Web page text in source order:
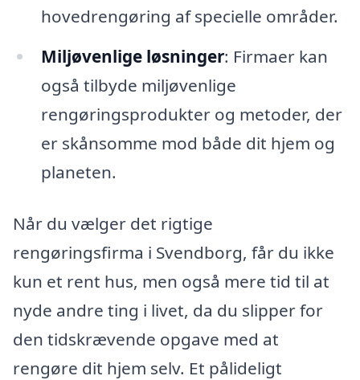
hovedrengøring af specielle områder.
Miljøvenlige løsninger: Firmaer kan
også tilbyde miljøvenlige
rengøringsprodukter og metoder, der
er skånsomme mod både dit hjem og
planeten.
Når du vælger det rigtige
rengøringsfirma i Svendborg, får du ikke
kun et rent hus, men også mere tid til at
nyde andre ting i livet, da du slipper for
den tidskrævende opgave med at
rengøre dit hjem selv. Et pålideligt